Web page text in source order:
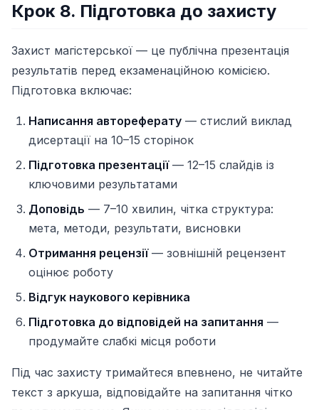
Крок 8. Підготовка до захисту
Захист магістерської — це публічна презентація
результатів перед екзаменаційною комісією.
Підготовка включає:
Написання автореферату — стислий виклад
дисертації на 10–15 сторінок
Підготовка презентації— 12–15 слайдів із
ключовими результатами
Доповідь — 7–10 хвилин, чітка структура:
мета, методи, результати, висновки
Отримання рецензії— зовнішній рецензент
оцінює роботу
Відгук наукового керівника
Підготовка до відповідей на запитання —
продумайте слабкі місця роботи
Під час захисту тримайтеся впевнено, не читайте
текст з аркуша, відповідайте на запитання чітко